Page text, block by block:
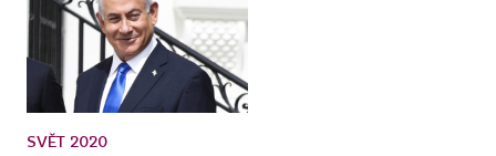
SVĚT 2020